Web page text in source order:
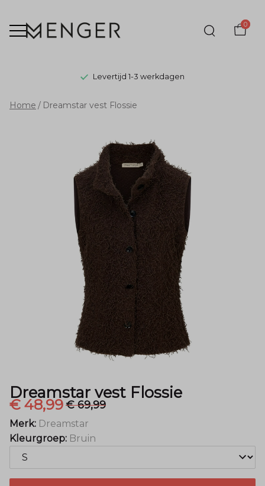
0
Levertijd 1-3 werkdagen
Dreamstar
Flossie
Menger
Mode
Home Dreamstar vest Flossie
Dreamstar vest Flossie
€ 48,99€ 69,99
Merk: Dreamstar
Kleurgroep: Bruin